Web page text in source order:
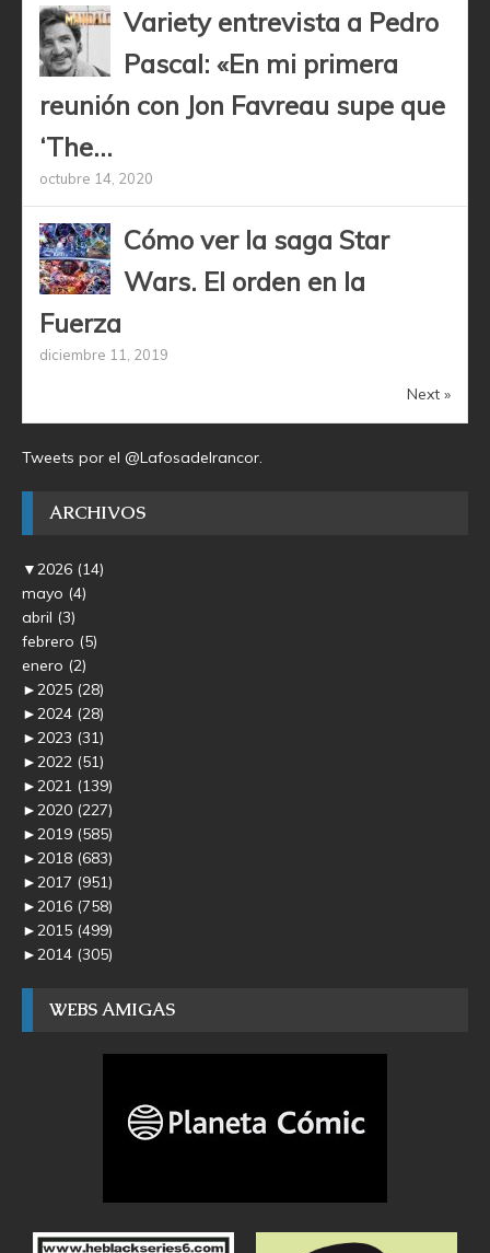
Variety entrevista a Pedro
Pascal: «En mi primera
reunión con Jon Favreau supe que
‘The...
octubre 14, 2020
Cómo ver la saga Star
Wars. El orden en la
Fuerza
diciembre 11, 2019
Next »
Tweets por el @Lafosadelrancor.
ARCHIVOS
▼2026 (14)
mayo (4)
abril (3)
febrero (5)
enero (2)
►2025 (28)
►2024 (28)
►2023 (31)
►2022 (51)
►2021 (139)
►2020 (227)
►2019 (585)
►2018 (683)
►2017 (951)
►2016 (758)
►2015 (499)
►2014 (305)
WEBS AMIGAS